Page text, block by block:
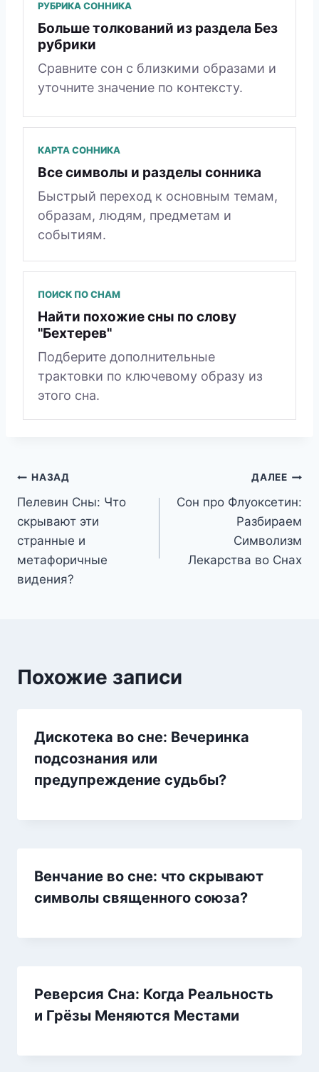
РУБРИКА СОННИКА
Больше толкований из раздела Без
рубрики
Сравните сон с близкими образами и
уточните значение по контексту.
КАРТА СОННИКА
Все символы и разделы сонника
Быстрый переход к основным темам,
образам, людям, предметам и
событиям.
ПОИСК ПО СНАМ
Найти похожие сны по слову
"Бехтерев"
Подберите дополнительные
трактовки по ключевому образу из
этого сна.
Навигация
по
записям
НАЗАД
Пелевин Сны: Что
скрывают эти
странные и
метафоричные
видения?
ДАЛЕЕ
Сон про Флуоксетин:
Разбираем
Символизм
Лекарства во Снах
Похожие записи
Дискотека во сне: Вечеринка
подсознания или
предупреждение судьбы?
Венчание во сне: что скрывают
символы священного союза?
Реверсия Сна: Когда Реальность
и Грёзы Меняются Местами